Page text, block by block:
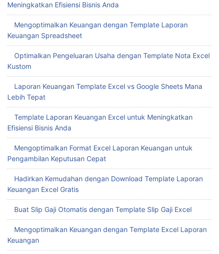
Meningkatkan Efisiensi Bisnis Anda
Mengoptimalkan Keuangan dengan Template Laporan
Keuangan Spreadsheet
Optimalkan Pengeluaran Usaha dengan Template Nota Excel
Kustom
Laporan Keuangan Template Excel vs Google Sheets Mana
Lebih Tepat
Template Laporan Keuangan Excel untuk Meningkatkan
Efisiensi Bisnis Anda
Mengoptimalkan Format Excel Laporan Keuangan untuk
Pengambilan Keputusan Cepat
Hadirkan Kemudahan dengan Download Template Laporan
Keuangan Excel Gratis
Buat Slip Gaji Otomatis dengan Template Slip Gaji Excel
Mengoptimalkan Keuangan dengan Template Excel Laporan
Keuangan